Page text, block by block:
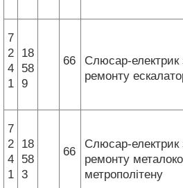
7
2
4
1
18
58
9
66
Слюсар-електрик
ремонту
7
2
4
1
18
58
3
66
Слюсар-електрик
ремонту
метрополітену